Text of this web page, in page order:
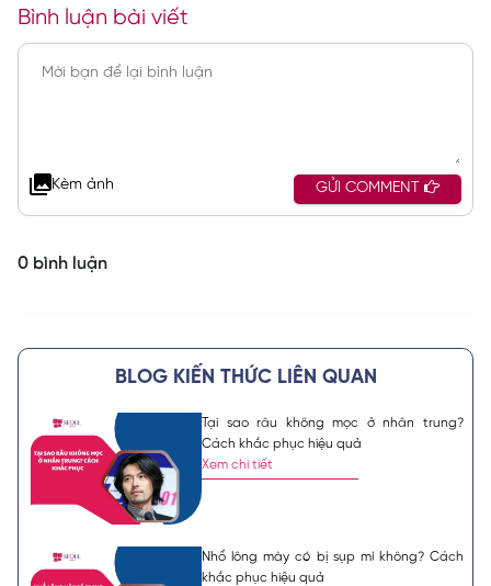
Bình luận bài viết
Kèm ảnh GỬI COMMENT
0 bình luận
BLOG KIẾN THỨC LIÊN QUAN
Tại sao râu không mọc ở nhân trung?
Cách khắc phục hiệu quả
Xem chi tiết
Nhổ lông mày có bị sụp mí không? Cách
khắc phục hiệu quả